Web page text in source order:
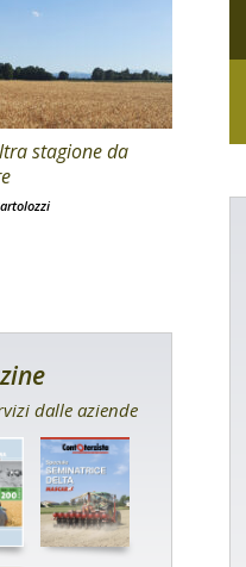
stagione da
dalle aziende